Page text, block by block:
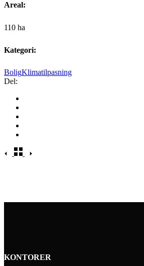
Areal:
110 ha
Kategori:
BoligKlimatilpasning
Del:
KONTORER